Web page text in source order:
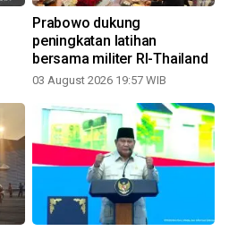
Prabowo dukung
peningkatan latihan
bersama militer RI-Thailand
03 August 2026 19:57 WIB